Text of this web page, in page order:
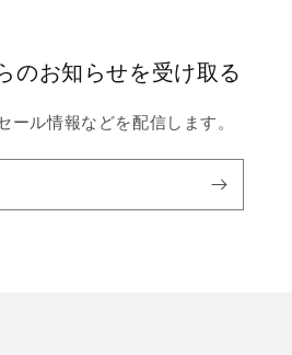
のお知らせを受け取る
ール情報などを配信します。